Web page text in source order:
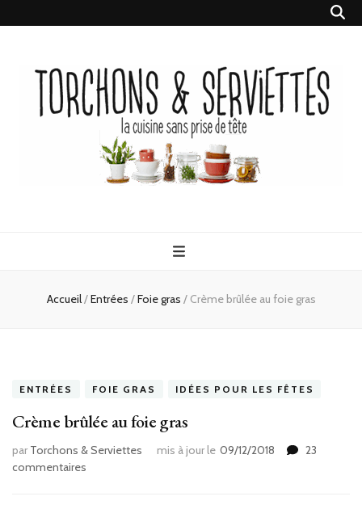
Serviettes
Accueil/Entrées /Foie gras / Crème brûlée au foie gras
ENTRÉES FOIE GRAS IDÉES POUR LES FÊTES
Crème brûlée au foie gras
par Torchons & Serviettes mis à jour le 09/12/2018
23
commentaires